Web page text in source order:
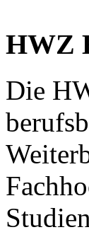
HWZ
Die